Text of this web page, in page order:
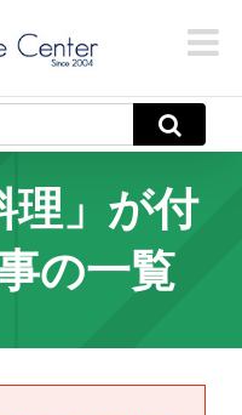
理」が付
の一覧